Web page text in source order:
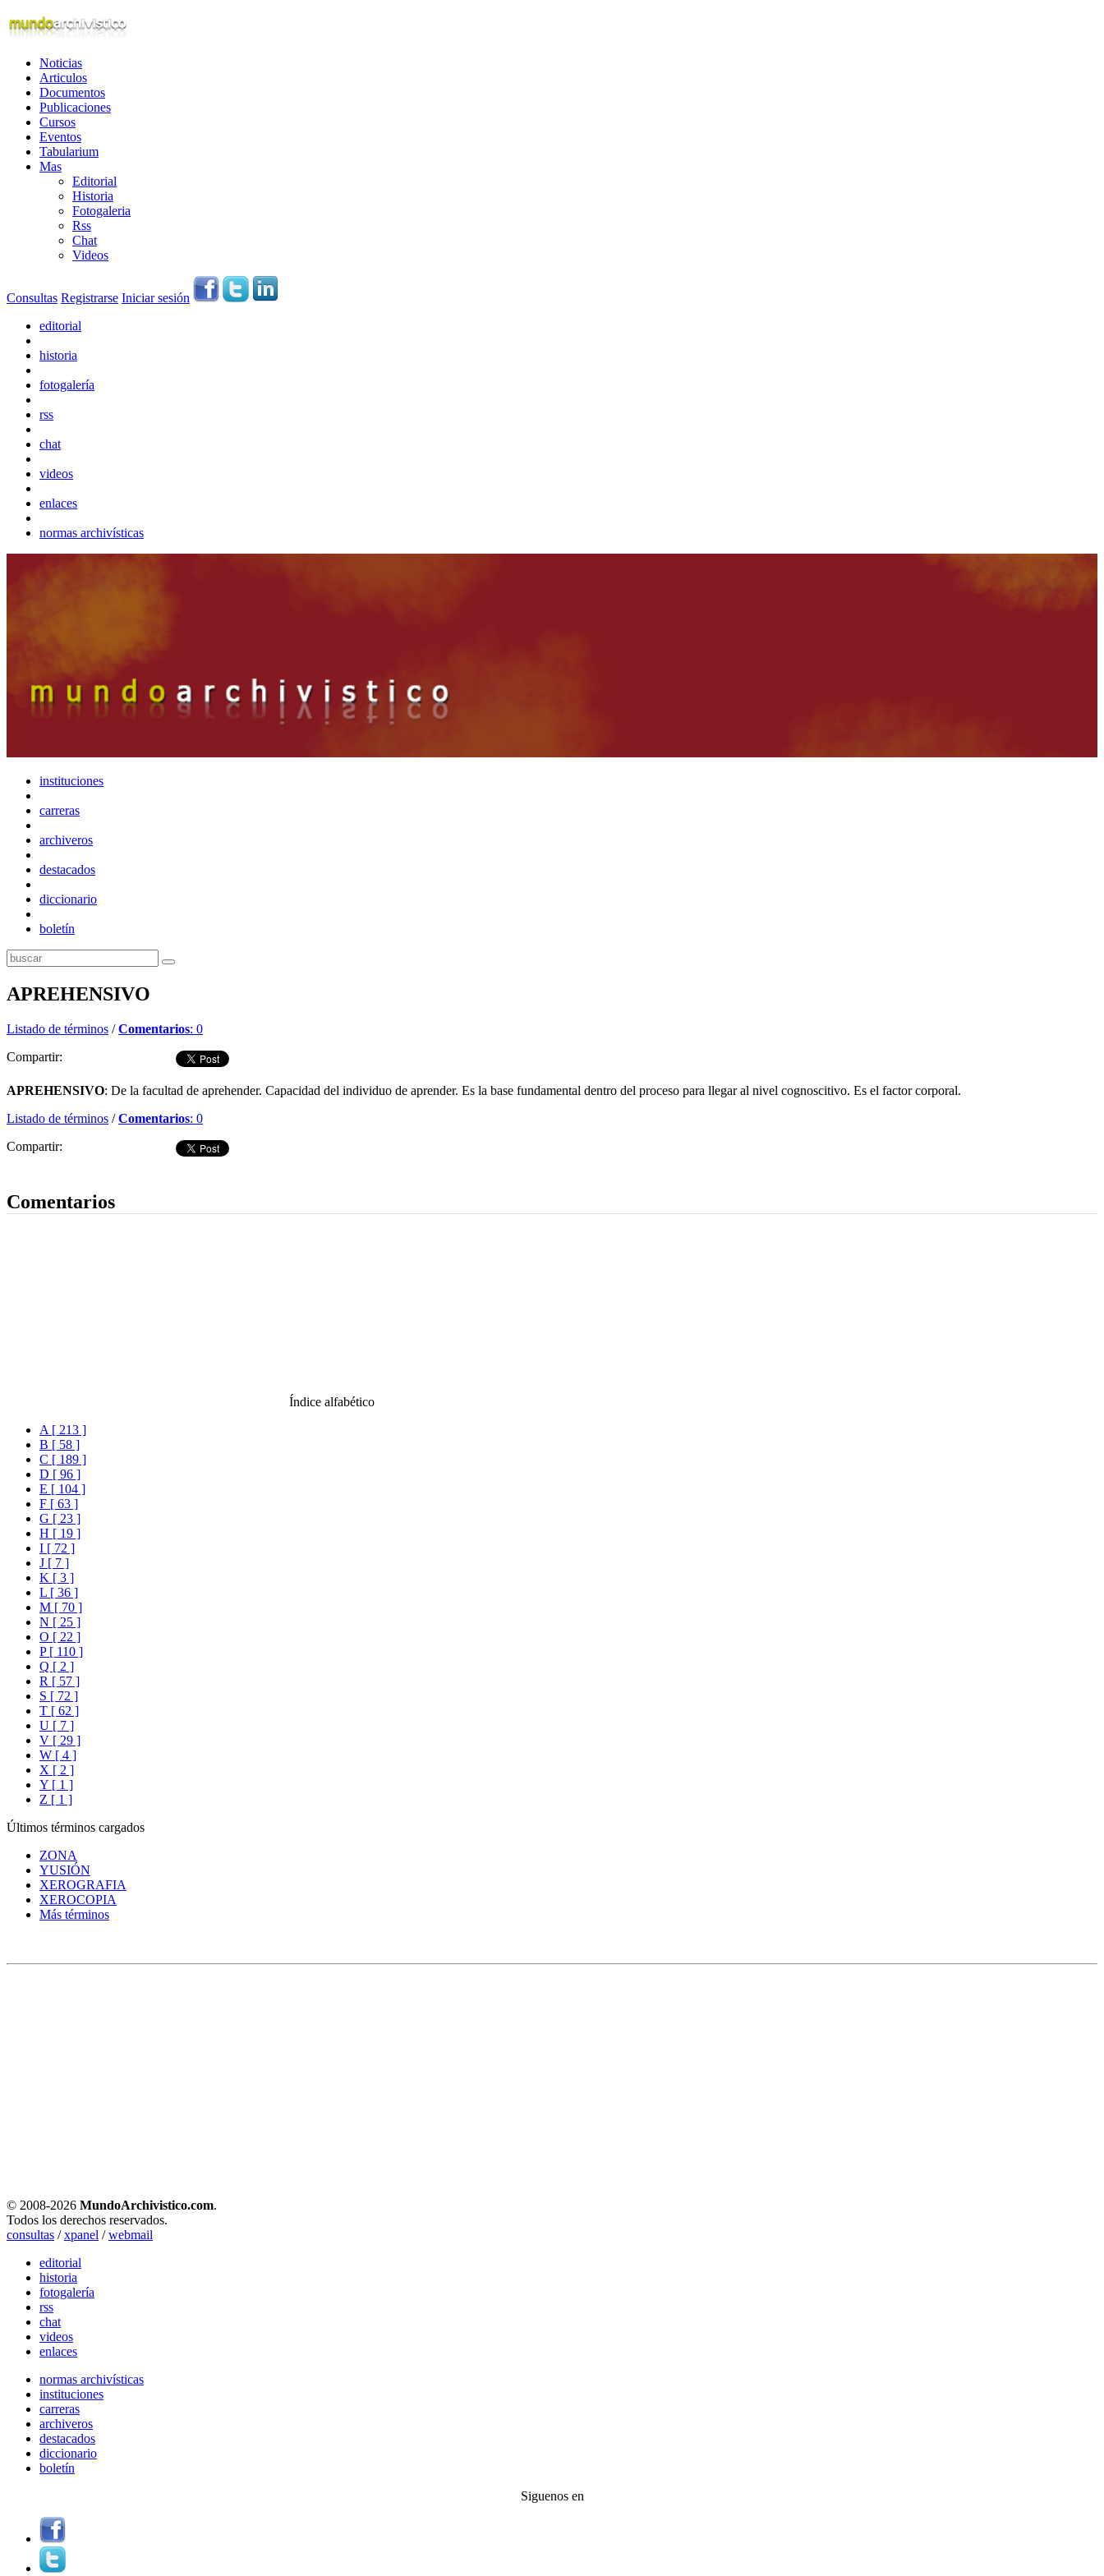
Noticias
Articulos
Documentos
Publicaciones
Cursos
Eventos
Tabularium
Mas
Editorial
Historia
Fotogaleria
Rss
Chat
Videos
Consultas Registrarse Iniciar sesión
editorial
historia
fotogalería
rss
chat
videos
enlaces
normas archivísticas
instituciones
carreras
archiveros
destacados
diccionario
boletín
APREHENSIVO
Listado de términos /Comentarios: 0
Compartir:
APREHENSIVO: De la facultad de aprehender. Capacidad del individuo de aprender. Es la base fundamental dentro del proceso para llegar al nivel cognoscitivo. Es el factor corporal.
Listado de términos /Comentarios: 0
Compartir:
Comentarios
Índice alfabético
A [ 213 ]
B [ 58 ]
C [ 189 ]
D [ 96 ]
E [ 104 ]
F [ 63 ]
G [ 23 ]
H [ 19 ]
I [ 72 ]
J [ 7 ]
K [ 3 ]
L [ 36 ]
M [ 70 ]
N [ 25 ]
O [ 22 ]
P [ 110 ]
Q [ 2 ]
R [ 57 ]
S [ 72 ]
T [ 62 ]
U [ 7 ]
V [ 29 ]
W [ 4 ]
X [ 2 ]
Y [ 1 ]
Z [ 1 ]
Últimos términos cargados
ZONA
YUSIÓN
XEROGRAFIA
XEROCOPIA
Más términos
© 2008-2026 MundoArchivistico.com.
Todos los derechos reservados.
consultas /xpanel /webmail
editorial
historia
fotogalería
rss
chat
videos
enlaces
normas archivísticas
instituciones
carreras
archiveros
destacados
diccionario
boletín
Siguenos en